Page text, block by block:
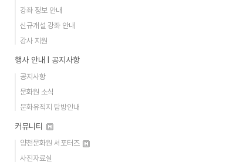
강좌 정보 안내
신규개설 강좌 안내
강사 지원
행사 안내 Ι 공지사항
공지사항
문화원 소식
문화유적지 탐방안내
커뮤니티
양천문화원 서포터즈
사진자료실